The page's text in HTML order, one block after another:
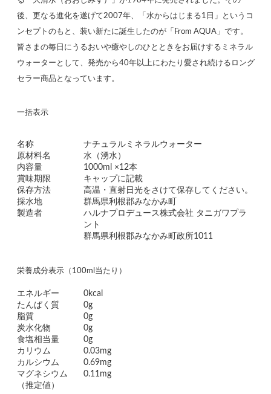
後、更なる進化を遂げて2007年、「水からはじまる1日」というコ
ンセプトのもと、装い新たに誕生したのが「From AQUA」です。
皆さまの毎日にうるおいや癒やしのひとときをお届けするミネラル
ウォーターとして、発売から40年以上にわたり愛され続けるロング
セラー商品となっています。
一括表示
名称
ナチュラルミネラルウォーター
原材料名
水（湧水）
内容量
1000ml ×12本
賞味期限
キャップに記載
保存方法
高温・直射日光をさけて保存してください。
採水地
群馬県利根郡みなかみ町
製造者
ハルナプロデュース株式会社 タニガワプラ
ント
群馬県利根郡みなかみ町政所1011
栄養成分表示（100ml当たり）
エネルギー
0kcal
たんぱく質
0g
脂質
0g
炭水化物
0g
食塩相当量
0g
カリウム
0.03mg
カルシウム
0.69mg
マグネシウム
0.11mg
（推定値）